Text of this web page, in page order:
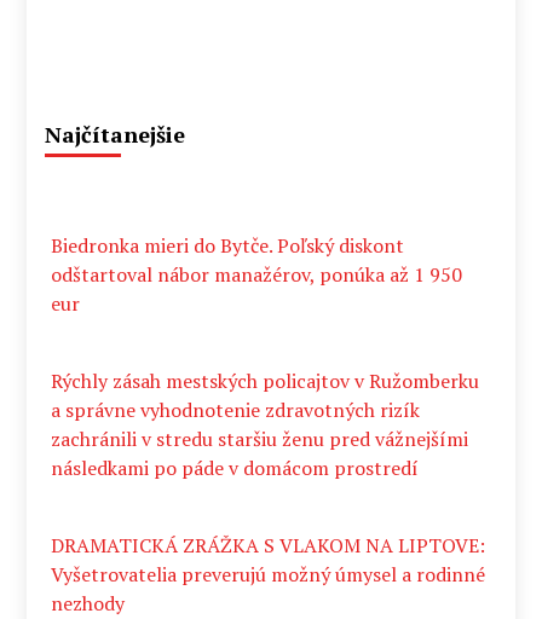
Najčítanejšie
Biedronka mieri do Bytče. Poľský diskont
odštartoval nábor manažérov, ponúka až 1 950
eur
Rýchly zásah mestských policajtov v Ružomberku
a správne vyhodnotenie zdravotných rizík
zachránili v stredu staršiu ženu pred vážnejšími
následkami po páde v domácom prostredí
DRAMATICKÁ ZRÁŽKA S VLAKOM NA LIPTOVE:
Vyšetrovatelia preverujú možný úmysel a rodinné
nezhody